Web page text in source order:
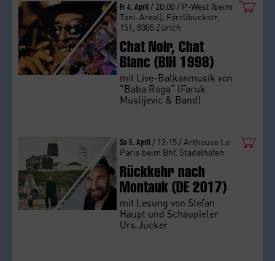
Fr 4. April / 20:00 / P-West (beim
Toni-Areal), Förrlibuckstr.
151, 8005 Zürich
Chat Noir, Chat
Blanc (BIH 1998)
mit Live-Balkanmusik von
"Baba Roga" (Faruk
Muslijevic & Band)
Sa 5. April / 12:15 / Arthouse Le
Paris beim Bhf. Stadelhofen
Rückkehr nach
Montauk (DE 2017)
mit Lesung von Stefan
Haupt und Schaupieler
Urs Jucker